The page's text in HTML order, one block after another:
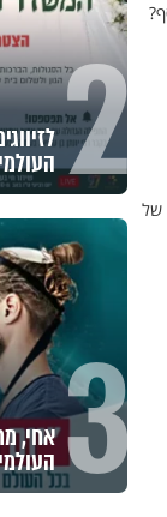
של
2
3 אחי,